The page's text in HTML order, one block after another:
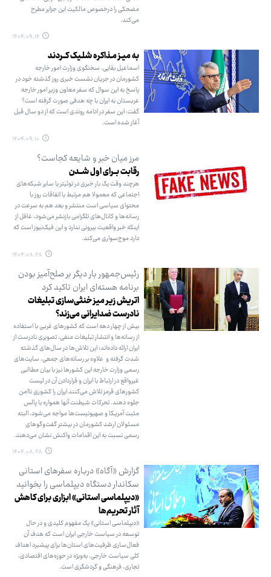
مضحکی را درخصوص مالکیت این جزایر مطرح
می‌کند.
۱۴۰۴.۰۹.۱۶
به میـز مـذاکره‌ شلـیک کــردند
اسماعیل بقایی، سخنگوی وزارت امور خارجه
کشورمان در جریان نشست خبری روز گذشته خود در
پاسخ به این سوال که سفر معاون وزیر امور خارجه
عربستان به ایران با چه هدفی صورت گرفته است؟
گفت: این سفر در ادامه روندی است که از دو سال قبل
آغاز شده است.
۱۴۰۴.۰۹.۱۰
مرز میان خبر و شایعه کجاست؟
رقابت بــرای اول شــدن
هرچند وقت یک بار خبری در توئیتر یا سایر شبکه‌های
اجتماعی که معمولا هم مرتبط با اتفاقات روز با
محتوای سیاسی است منتشر و بعد هم به سرعت در
رسانه‌ها و کانال‌های تلگرامی بازنشر می‌شود، غافل از
اینکه خبر واقعیت بیرونی ندارد و این فیک‌نیوز است که
دارد موج‌سواری می‌کند.
۱۴۰۴.۰۸.۲۸
رئیس‌جمهور بار دیگر بر صلح‌آمیز بودن
برنامه هسته‌ای ایران تاکید کرد
اتریش زیر میز خنثی‌سازی تبلیغات
نادرست ضدایرانی می‌زند؟
بیش از چهار دهه است که کشورهای غربی با استفاده
از رسانه‌ها و انتشار تبلیغات منفی، تصویری نادرست از
ایران ارائه داده‌اند؛ این تلاش‌ها در سال‌های گذشته
شدت گرفته و علاوه بر رسانه‌های جمعی، سایت‌های
رسمی وزارت خارجه این کشورها نیز با بیان مطالبی
غیرواقع در ارتباط با ایران و قراردادن آن در لیست
کشورهای قرمز تلاش می‌کنند ایران را کشوری ناامن
جلوه دهند. تحرکات شیطنت آنها همواره با پالس
مثبت آمریکا و صهیونیست‌ها مواجه می‌شود، البته
مسئولان ارشد کشورمان در بیشتر گفت‌وگوهای
رسمی نسبت به این اقدامات واکنش نشان می‌دهند.
۱۴۰۴.۰۸.۲۸
گزارش «آگاه» درباره سفرهای استانی
سکاندار دستگاه دیپلماسی را بخوانید
«دیپلماسی استانی» ابزاری برای کاهش
آثار تحریم‌ها
«دیپلماسی استانی» یک مفهوم کلیدی و در حال
توسعه در سیاست خارجی ایران است که هدف آن
فعال‌سازی ظرفیت‌های استان‌ها برای پیشبرد اهداف
کلی سیاست خارجی، به‌ویژه در حوزه‌های اقتصادی،
تجاری، فرهنگی و گردشگری است.